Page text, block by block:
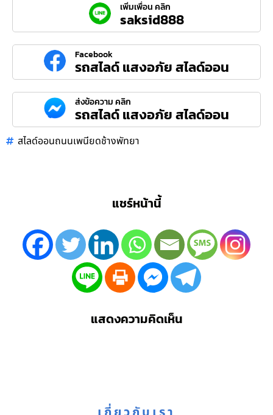
เพิ่มเพื่อน คลิก
saksid888
Facebook
รถสไลด์ แสงอภัย สไลด์ออน
ส่งข้อความ คลิก
รถสไลด์ แสงอภัย สไลด์ออน
สไลด์ออนถนนเพนียดช้างพัทยา
แชร์หน้านี้
แสดงความคิดเห็น